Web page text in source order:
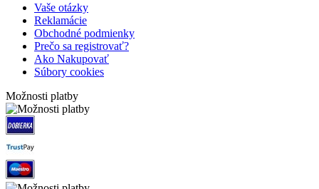
Vaše otázky
Reklamácie
Obchodné podmienky
Prečo sa registrovať?
Ako Nakupovať
Súbory cookies
Možnosti platby